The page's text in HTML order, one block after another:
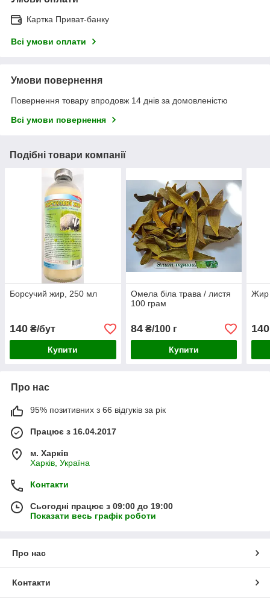
Картка Приват-банку
Всі умови оплати
Умови повернення
Повернення товару впродовж 14 днів за домовленістю
Всі умови повернення
Подібні товари компанії
Борсучий жир, 250 мл
140 ₴/бут
Купити
Омела біла трава / листя
100 грам
84₴/100 г
Купити
Жир
140
Про нас
95% позитивних з 66 відгуків за рік
Працює з 16.04.2017
м. Харків
Харків, Україна
Контакти
Сьогодні працює з 09:00 до 19:00
Показати весь графік роботи
Про нас
Контакти